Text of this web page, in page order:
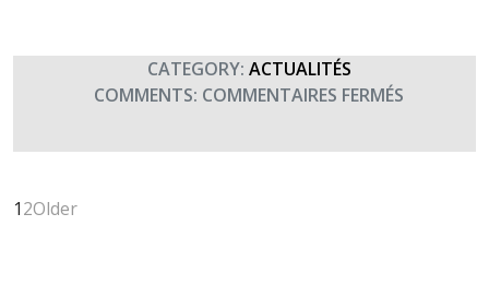
CATEGORY: ACTUALITÉS
COMMENTS: COMMENTAIRES FERMÉS
ANTOINE,
12Older